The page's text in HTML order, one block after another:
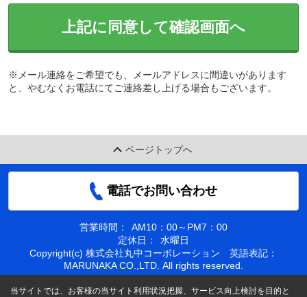
上記に同意して確認画面へ
※メール連絡をご希望でも、メールアドレスに間違いがあります
と、やむなくお電話にてご連絡差し上げる場合もございます。
ページトップへ
電話でお問い合わせ
営業時間：
AM10：00～PM7：00
定休日：
水曜日
Copyright(c) 株式会社丸中コーポレーション 英語表記：
MARUNAKA CO.,LTD. All rights reserved.
当サイトでは、お客様の当サイト利用状況把握、サービス向上検討を目的と